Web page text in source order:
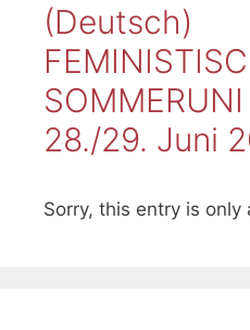
(Deutsch)
28./29. Juni
Sorry, this entry is only